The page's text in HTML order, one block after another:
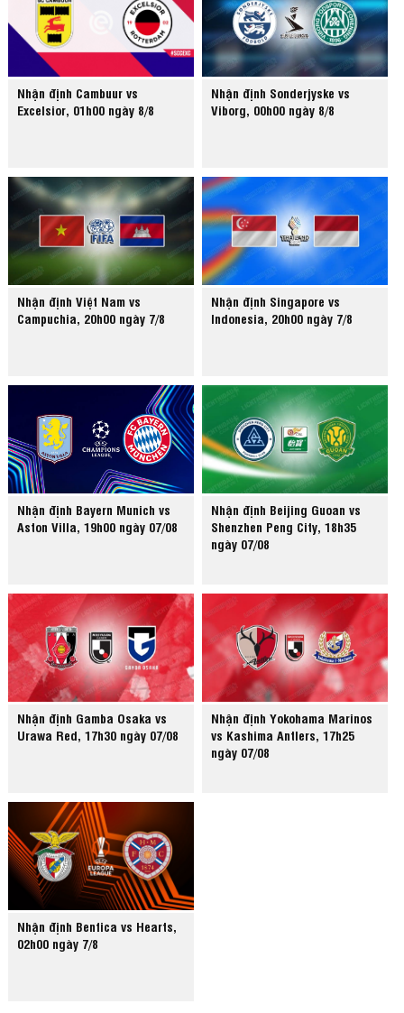
Nhận định Cambuur vs
Excelsior, 01h00 ngày 8/8
Nhận định Sonderjyske vs
Viborg, 00h00 ngày 8/8
Nhận định Việt Nam vs
Campuchia, 20h00 ngày 7/8
Nhận định Singapore vs
Indonesia, 20h00 ngày 7/8
Nhận định Bayern Munich vs
Aston Villa, 19h00 ngày 07/08
Nhận định Beijing Guoan vs
Shenzhen Peng City, 18h35
ngày 07/08
Nhận định Gamba Osaka vs
Urawa Red, 17h30 ngày 07/08
Nhận định Yokohama Marinos
vs Kashima Antlers, 17h25
ngày 07/08
Nhận định Benfica vs Hearts,
02h00 ngày 7/8